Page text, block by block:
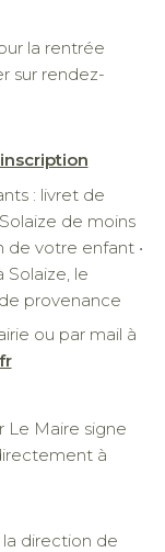
la rentrée
sur rendez-
: livret de
de moins
de votre enfant •
Solaize, le
provenance
ou par mail à
Le Maire signe
à
la direction de